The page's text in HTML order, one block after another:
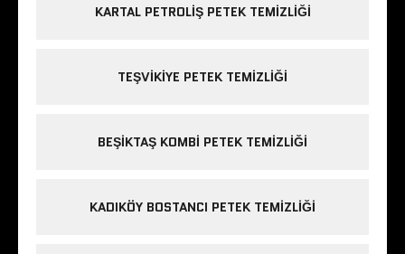
KARTAL PETROLIŞ PETEK TEMIZLIĞI
TEŞVIKIYE PETEK TEMIZLIĞI
BEŞIKTAŞ KOMBI PETEK TEMIZLIĞI
KADIKÖY BOSTANCI PETEK TEMIZLIĞI